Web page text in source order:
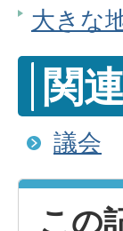
大きな
関
議会
この